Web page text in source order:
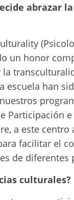
abrazar
un honor
han
Participación
a este
facilitar el
de diferentes
culturales?